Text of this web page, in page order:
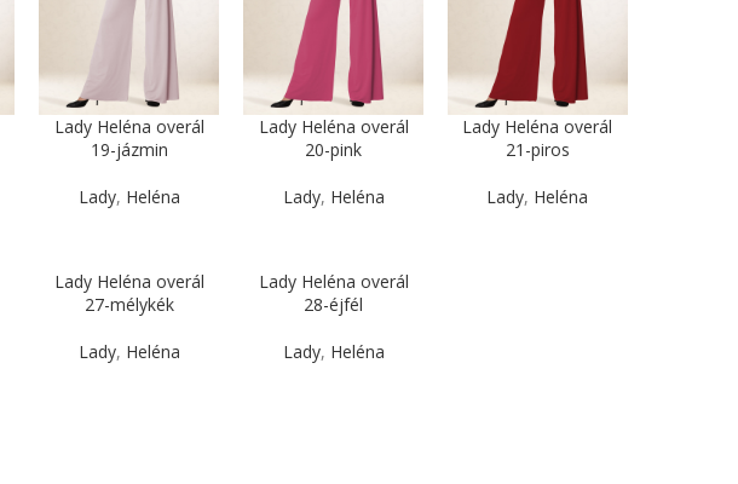
Lady Heléna overál
19-jázmin
Lady, Heléna
Lady Heléna overál
20-pink
Lady, Heléna
Lady Heléna overál
21-piros
Lady, Heléna
Lady Heléna overál
27-mélykék
Lady, Heléna
Lady Heléna overál
28-éjfél
Lady, Heléna